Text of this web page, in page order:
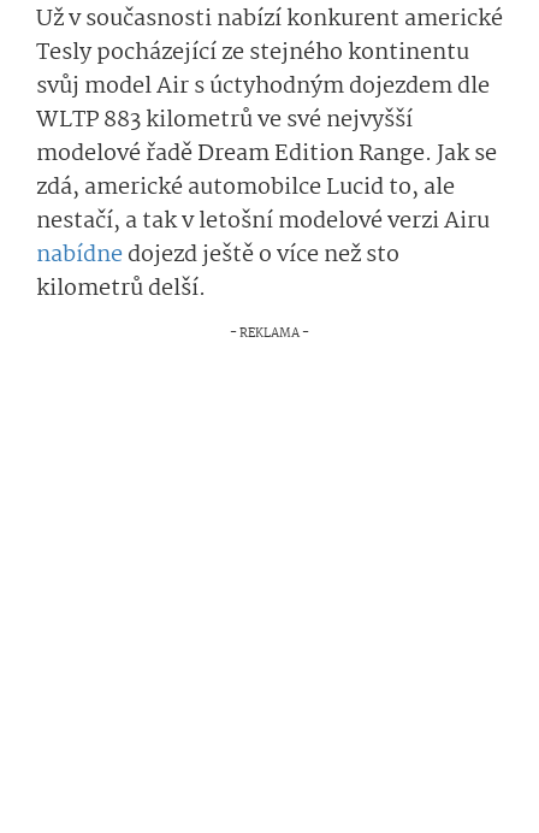
Už v současnosti nabízí konkurent americké
Tesly pocházející ze stejného kontinentu
svůj model Air s úctyhodným dojezdem dle
WLTP 883 kilometrů ve své nejvyšší
modelové řadě Dream Edition Range. Jak se
zdá, americké automobilce Lucid to, ale
nestačí, a tak v letošní modelové verzi Airu
nabídnedojezd ještě o více než sto
kilometrů delší.